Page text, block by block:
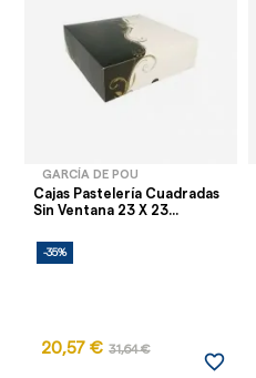
GARCÍA DE POU
Cajas Pastelería Cuadradas
Sin Ventana 23 X 23...
-35%
20,57 € 31,64 €
favorite_border